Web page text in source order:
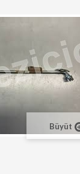
Büyüt